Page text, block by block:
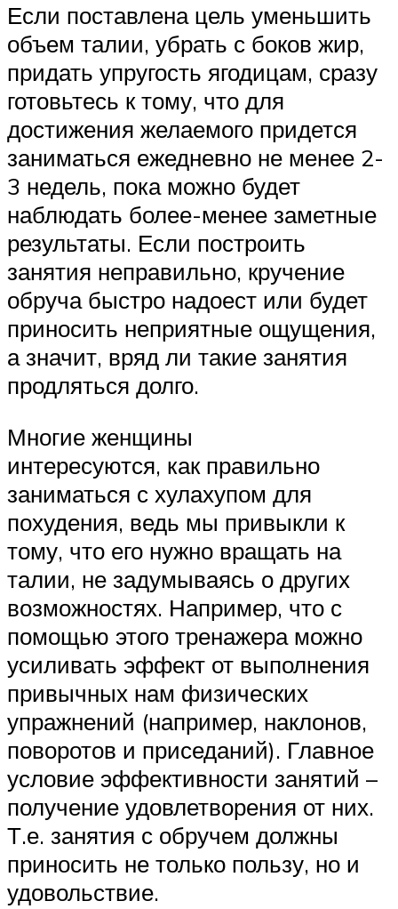
Если поставлена цель уменьшить
объем талии, убрать с боков жир,
придать упругость ягодицам, сразу
готовьтесь к тому, что для
достижения желаемого придется
заниматься ежедневно не менее 2-
3 недель, пока можно будет
наблюдать более-менее заметные
результаты. Если построить
занятия неправильно, кручение
обруча быстро надоест или будет
приносить неприятные ощущения,
а значит, вряд ли такие занятия
продляться долго.
Многие женщины
интересуются, как правильно
заниматься с хулахупом для
похудения, ведь мы привыкли к
тому, что его нужно вращать на
талии, не задумываясь о других
возможностях. Например, что с
помощью этого тренажера можно
усиливать эффект от выполнения
привычных нам физических
упражнений (например, наклонов,
поворотов и приседаний). Главное
условие эффективности занятий –
получение удовлетворения от них.
Т.е. занятия с обручем должны
приносить не только пользу, но и
удовольствие.